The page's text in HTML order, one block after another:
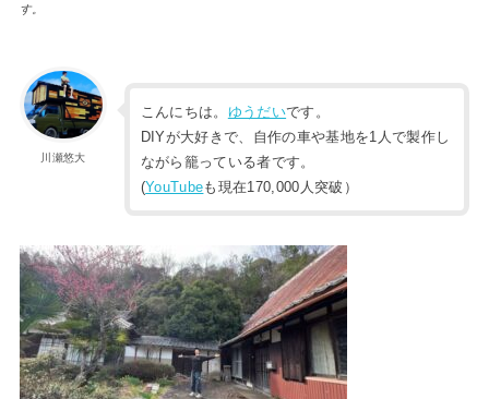
す。
川瀬悠大
こんにちは。 ゆうだいです。
DIYが大好きで、自作の車や基地を1人で製作し
ながら籠っている者です。
(YouTubeも現在170,000人突破）